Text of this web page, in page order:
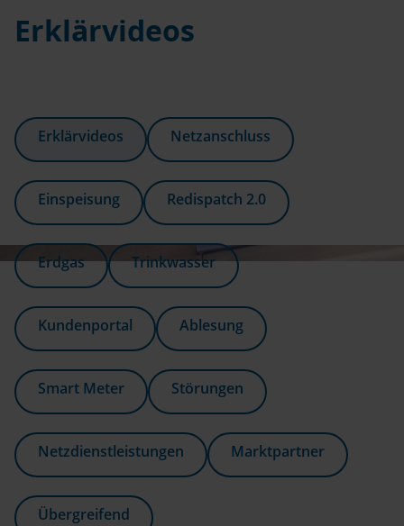
Erklärvideos
Erklärvideos Netzanschluss
Einspeisung Redispatch 2.0
Erdgas Trinkwasser
Kundenportal Ablesung
Smart Meter Störungen
Netzdienstleistungen Marktpartner
Übergreifend